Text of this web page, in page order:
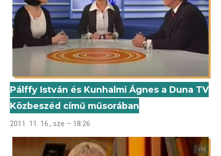
Pálffy István és Kunhalmi Ágnes a Duna TV
Közbeszéd című műsorában
2011. 11. 16., sze – 18:26